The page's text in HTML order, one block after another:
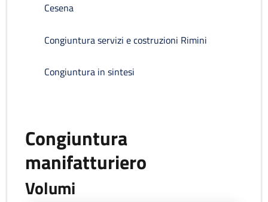
Cesena
Congiuntura servizi e costruzioni Rimini
Congiuntura in sintesi
Congiuntura
manifatturiero
Volumi